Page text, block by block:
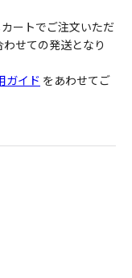
ートでご注文いただ
せての発送となり
ガイド をあわせてご